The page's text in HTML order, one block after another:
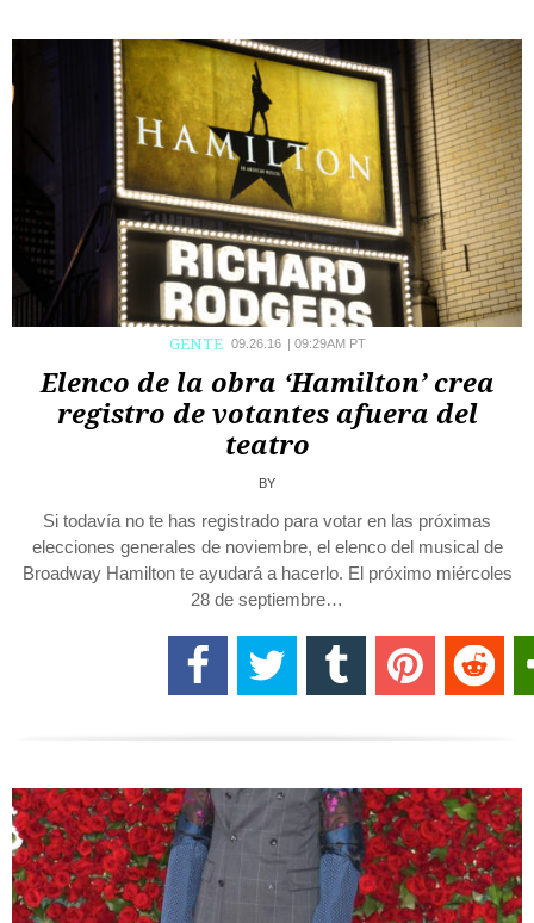
GENTE 09.26.16 | 09:29AM PT
Elenco de la obra ‘Hamilton’ crea
registro de votantes afuera del
teatro
BY
Si todavía no te has registrado para votar en las próximas
elecciones generales de noviembre, el elenco del musical de
Broadway Hamilton te ayudará a hacerlo. El próximo miércoles
28 de septiembre…